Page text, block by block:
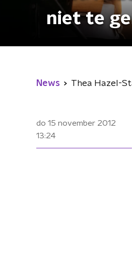
niet te
News Thea Hazel-
do 15 november 2012
13:24